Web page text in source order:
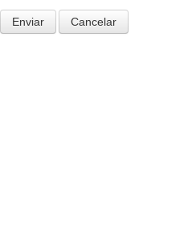
Enviar Cancelar